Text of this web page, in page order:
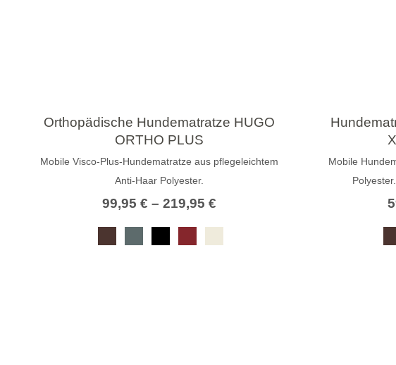
Orthopädische Hundematratze HUGO
ORTHO PLUS
Mobile Visco-Plus-Hundematratze aus pflegeleichtem
Anti-Haar Polyester.
99,95 € – 219,95 €
Mobile